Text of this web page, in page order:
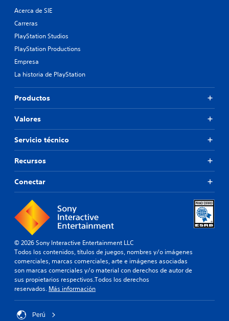
Acerca de SIE
Carreras
PlayStation Studios
PlayStation Productions
Empresa
La historia de PlayStation
Productos
Valores
Servicio técnico
Recursos
Conectar
© 2026 Sony Interactive Entertainment LLC
Todos los contenidos, títulos de juegos, nombres y/o imágenes
comerciales, marcas comerciales, arte e imágenes asociadas
son marcas comerciales y/o material con derechos de autor de
sus propietarios respectivos.Todos los derechos
reservados. Más información
Perú